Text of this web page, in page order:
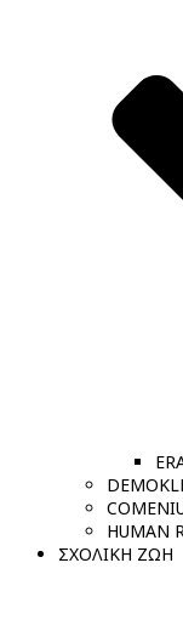
HUMAN
ΣΧΟΛΙΚΗ ΖΩΗ